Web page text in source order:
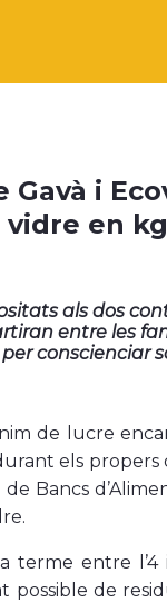
Gavà i
vidre en
als dos
entre les
conscienciar
de lucre
els propers
Bancs
terme entre
de